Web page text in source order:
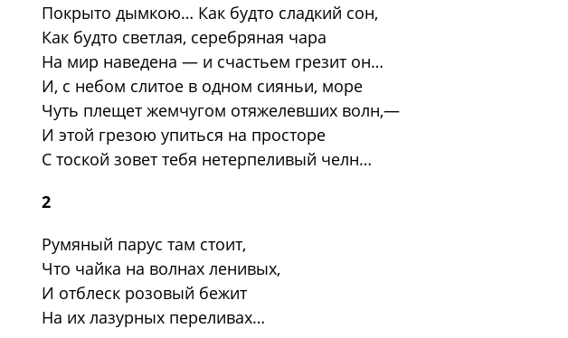
Покрыто дымкою… Как будто сладкий сон,
Как будто светлая, серебряная чара
На мир наведена — и счастьем грезит он…
И, с небом слитое в одном сияньи, море
Чуть плещет жемчугом отяжелевших волн,—
И этой грезою упиться на просторе
С тоской зовет тебя нетерпеливый челн…
2
Румяный парус там стоит,
Что чайка на волнах ленивых,
И отблеск розовый бежит
На их лазурных переливах…